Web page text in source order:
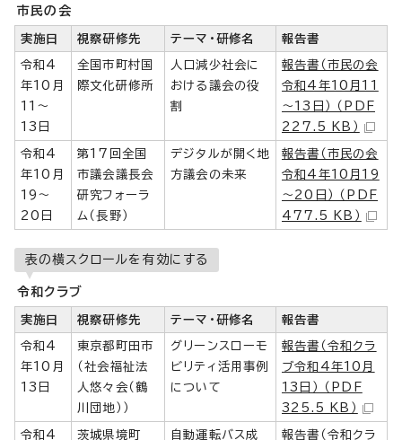
市民の会
実施日 視察研修先 テーマ・研修名 報告書
令和4
年10月
11～
13日
全国市町村国
際文化研修所
人口減少社会に
おける議会の役
割
報告書（市民の会
令和4年10月11
～13日） （PDF
227.5 KB）
令和4
年10月
19～
20日
第17回全国
市議会議長会
研究フォーラ
ム（長野）
デジタルが開く地
方議会の未来
報告書（市民の会
令和4年10月19
～20日） （PDF
477.5 KB）
表の横スクロールを有効にする
令和クラブ
実施日 視察研修先 テーマ・研修名 報告書
令和4
年10月
13日
東京都町田市
（社会福祉法
人悠々会（鶴
川団地））
グリーンスローモ
ビリティ活用事例
について
報告書（令和クラ
ブ令和4年10月
13日） （PDF
325.5 KB）
令和4 茨城県境町 自動運転バス成 報告書（令和クラ